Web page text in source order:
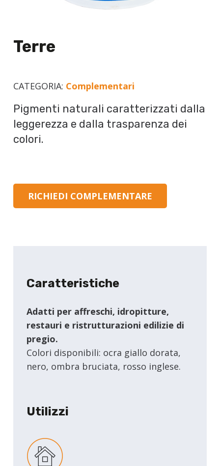
Terre
CATEGORIA: Complementari
Pigmenti naturali caratterizzati dalla
leggerezza e dalla trasparenza dei
colori.
RICHIEDI COMPLEMENTARE
Caratteristiche
Adatti per affreschi, idropitture,
restauri e ristrutturazioni edilizie di
pregio.
Colori disponibili: ocra giallo dorata,
nero, ombra bruciata, rosso inglese.
Utilizzi